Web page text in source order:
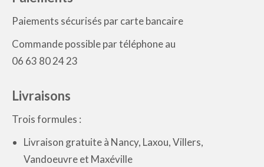
Paiements sécurisés par carte bancaire
Commande possible par téléphone au
06 63 80 24 23
Livraisons
Trois formules :
Livraison gratuite à Nancy, Laxou, Villers,
Vandoeuvre et Maxéville